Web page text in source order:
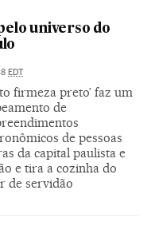
universo do
EDT
firmeza preto’ faz um
de
de pessoas
da capital paulista e
e tira a cozinha do
de servidão